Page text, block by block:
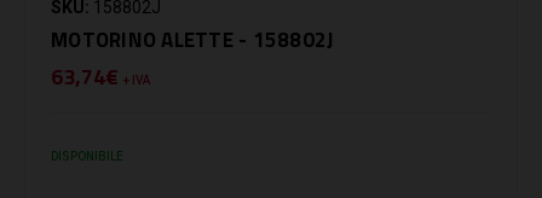
SKU: 158802J
MOTORINO ALETTE - 158802J
63,74€ + IVA
DISPONIBILE